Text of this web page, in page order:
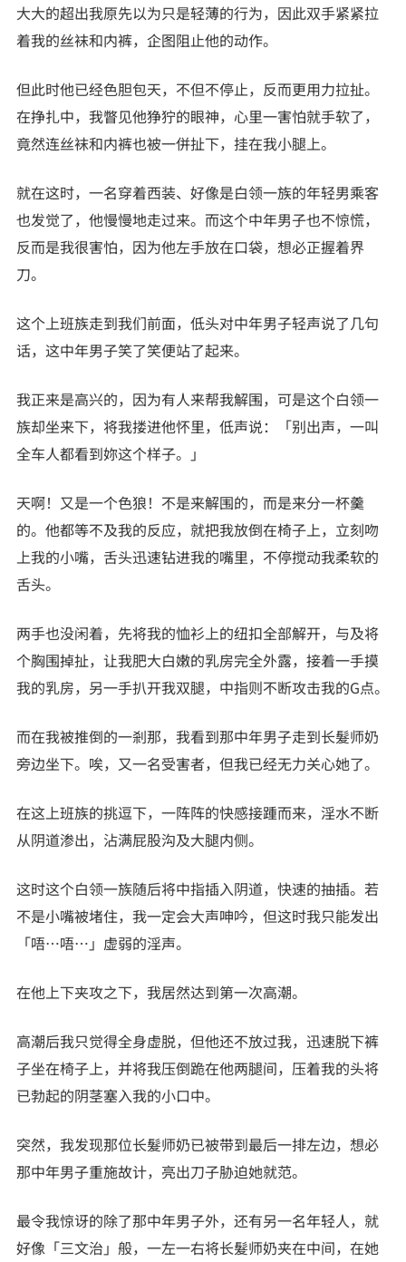
大大的超出我原先以为只是轻薄的行为，因此双手紧紧拉
着我的丝袜和内裤，企图阻止他的动作。
但此时他已经色胆包天，不但不停止，反而更用力拉扯。
在挣扎中，我瞥见他狰狞的眼神，心里一害怕就手软了，
竟然连丝袜和内裤也被一併扯下，挂在我小腿上。
就在这时，一名穿着西装、好像是白领一族的年轻男乘客
也发觉了，他慢慢地走过来。而这个中年男子也不惊慌，
反而是我很害怕，因为他左手放在口袋，想必正握着界
刀。
这个上班族走到我们前面，低头对中年男子轻声说了几句
话，这中年男子笑了笑便站了起来。
我正来是高兴的，因为有人来帮我解围，可是这个白领一
族却坐来下，将我搂进他怀里，低声说：「别出声，一叫
全车人都看到妳这个样子。」
天啊！又是一个色狼！不是来解围的，而是来分一杯羹
的。他都等不及我的反应，就把我放倒在椅子上，立刻吻
上我的小嘴，舌头迅速钻进我的嘴里，不停搅动我柔软的
舌头。
两手也没闲着，先将我的恤衫上的纽扣全部解开，与及将
个胸围掉扯，让我肥大白嫩的乳房完全外露，接着一手摸
我的乳房，另一手扒开我双腿，中指则不断攻击我的G点。
而在我被推倒的一剎那，我看到那中年男子走到长髮师奶
旁边坐下。唉，又一名受害者，但我已经无力关心她了。
在这上班族的挑逗下，一阵阵的快感接踵而来，淫水不断
从阴道渗出，沾满屁股沟及大腿内侧。
这时这个白领一族随后将中指插入阴道，快速的抽插。若
不是小嘴被堵住，我一定会大声呻吟，但这时我只能发出
「唔…唔…」虚弱的淫声。
在他上下夹攻之下，我居然达到第一次高潮。
高潮后我只觉得全身虚脱，但他还不放过我，迅速脱下裤
子坐在椅子上，并将我压倒跪在他两腿间，压着我的头将
已勃起的阴茎塞入我的小口中。
突然，我发现那位长髮师奶已被带到最后一排左边，想必
那中年男子重施故计，亮出刀子胁迫她就范。
最令我惊讶的除了那中年男子外，还有另一名年轻人，就
好像「三文治」般，一左一右将长髮师奶夹在中间，在她